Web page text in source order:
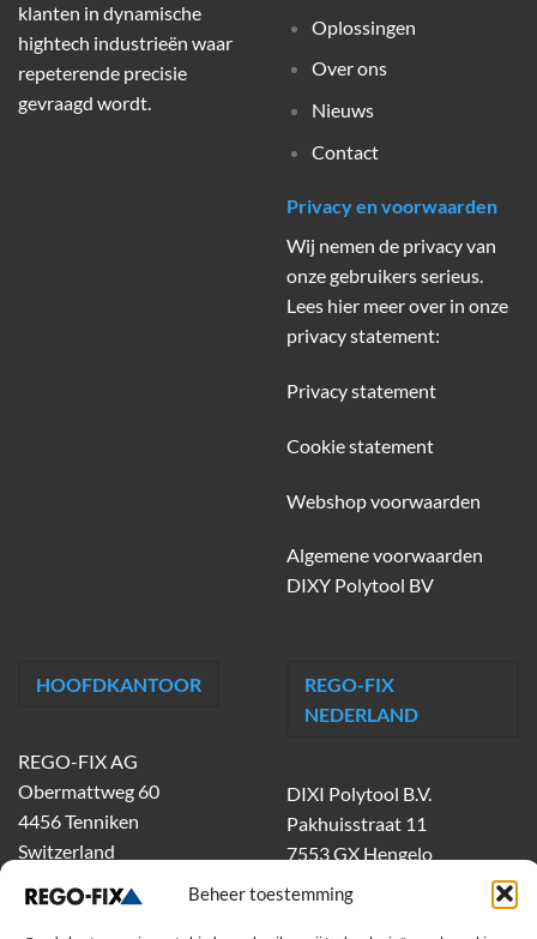
Beheer toestemming
klanten in dynamische
hightech industrieën waar
repeterende precisie
gevraagd wordt.
Oplossingen
Over ons
Nieuws
Contact
Privacy en voorwaarden
Wij nemen de privacy van
onze gebruikers serieus.
Lees hier meer over in onze
privacy statement:
Privacy statement
Cookie statement
Webshop voorwaarden
Algemene voorwaarden
DIXY Polytool BV
HOOFDKANTOOR
REGO-FIX AG
Obermattweg 60
4456 Tenniken
Switzerland
REGO-FIX
NEDERLAND
DIXI Polytool B.V.
Pakhuisstraat 11
7553 GX Hengelo
tel.
074-303 55 00